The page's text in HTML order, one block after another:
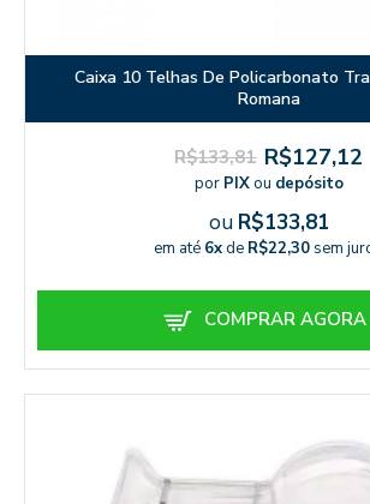
Caixa 10 Telhas De Policarbonato
Romana
R$133,81 R$127,12
por PIXou depósito
ou R$133,81
em até 6xde R$22,30 sem
COMPRAR AGORA